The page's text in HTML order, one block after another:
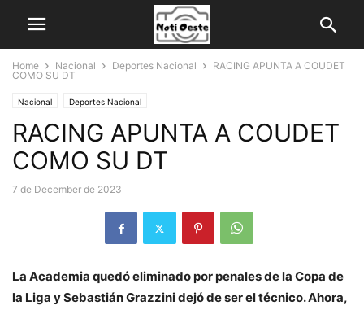
Home Nacional Deportes Nacional
RACING APUNTA A COUDET
COMO SU DT
Nacional Deportes Nacional
RACING APUNTA A COUDET
COMO SU DT
7 de December de 2023
La Academia quedó eliminado por penales de la Copa de
la Liga y Sebastián Grazzini dejó de ser el técnico. Ahora,